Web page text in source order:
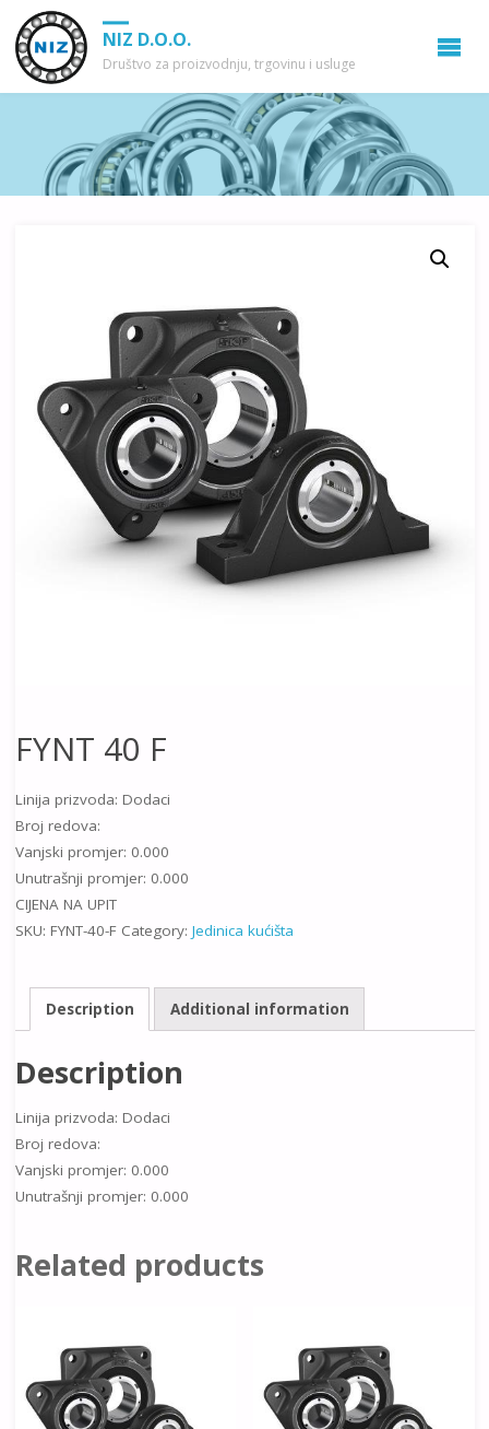
NIZ D.O.O.
Društvo za proizvodnju, trgovinu i usluge
FYNT 40 F
Linija prizvoda: Dodaci
Broj redova:
Vanjski promjer: 0.000
Unutrašnji promjer: 0.000
CIJENA NA UPIT
SKU: FYNT-40-F Category: Jedinica kućišta
Description Additional information
Description
Linija prizvoda: Dodaci
Broj redova:
Vanjski promjer: 0.000
Unutrašnji promjer: 0.000
Related products